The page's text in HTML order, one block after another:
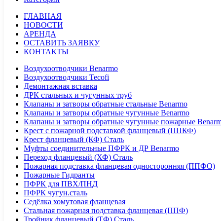
ГЛАВНАЯ
НОВОСТИ
АРЕНДА
ОСТАВИТЬ ЗАЯВКУ
КОНТАКТЫ
Воздухоотводчики Benarmo
Воздухоотводчики Tecofi
Демонтажная вставка
ДРК стальных и чугунных труб
Клапаны и затворы обратные стальные Benarmo
Клапаны и затворы обратные чугунные Benarmo
Клапаны и затворы обратные чугунные пожарные
Крест с пожарной подставкой фланцевый (ППКФ)
Крест фланцевый (КФ) Сталь
Муфты соединительные ПФРК и ДР Benarmo
Переход фланцевый (ХФ) Сталь
Пожарная подставка фланцевая односторонняя (ППФО)
Пожарные Гидранты
ПФРК для ПВХ/ПНД
ПФРК чугун.сталь
Седёлка хомутовая фланцевая
Стальная пожарная подставка фланцевая (ППФ)
Тройник фланцевый (ТФ) Сталь